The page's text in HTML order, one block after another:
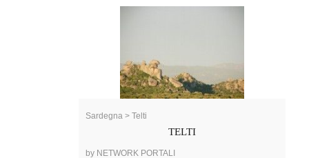
Sardegna > Telti
TELTI
by NETWORK PORTALI